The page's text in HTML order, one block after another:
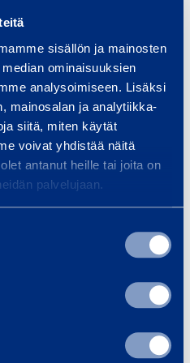
sisällön ja mainosten
ominaisuuksien
analysoimiseen. Lisäksi
mainosalan ja analytiikka-
siitä, miten käytät
voivat yhdistää näitä
antanut heille tai joita on
palvelujaan.
Bit
18,02 €